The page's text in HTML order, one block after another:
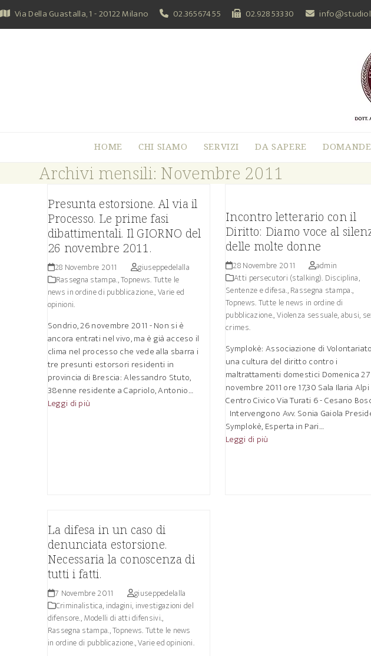
Skip
to
content
Via Della Guastalla, 1 - 20122 Milano 02.36567455 02.92853330
HOME CHI SIAMO SERVIZI DA SAPERE
Archivi mensili: Novembre 2011
Presunta estorsione. Al via il
Processo. Le prime fasi
dibattimentali. Il GIORNO del
26 novembre 2011.
28 Novembre 2011
giuseppedelalla
Rassegna stampa.,Topnews. Tutte le
news in ordine di pubblicazione.,Varie ed
opinioni.
Sondrio, 26 novembre 2011 - Non si è
ancora entrati nel vivo, ma è già acceso il
clima nel processo che vede alla sbarra i
tre presunti estorsori residenti in
provincia di Brescia: Alessandro Stuto,
38enne residente a Capriolo, Antonio…
Leggi di più
Incontro letterario con il
Diritto: Diamo voce al
delle molte donne
28 Novembre 2011
admin
Atti persecutori (stalking). Disciplina,
Sentenze e difesa.,Rassegna stampa.,
Topnews. Tutte le news in ordine di
pubblicazione.,Violenza sessuale, abusi,
crimes.
Symplokè: Associazione di
una cultura del diritto contro i
maltrattamenti domestici Domenica 27
novembre 2011 ore 17,30 Sala Ilaria Alpi
Centro Civico Via Turati 6 - Cesano
Intervengono Avv. Sonia Gaiola
Symplokè, Esperta in Pari…
Leggi di più
La difesa in un caso di
denunciata estorsione.
Necessaria la conoscenza di
tutti i fatti.
7 Novembre 2011
giuseppedelalla
Criminalistica, indagini, investigazioni del
difensore.,Modelli di atti difensivi.,
Rassegna stampa.,Topnews. Tutte le news
in ordine di pubblicazione.,Varie ed opinioni.